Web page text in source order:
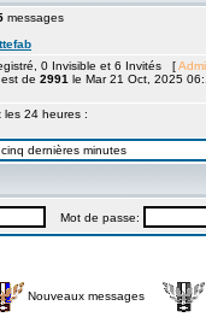
messages
0 Invisible et 6 Invités [
de 2991 le Mar 21 Oct, 2025
les 24 heures :
dernières minutes
Mot de passe:
Nouveaux messages